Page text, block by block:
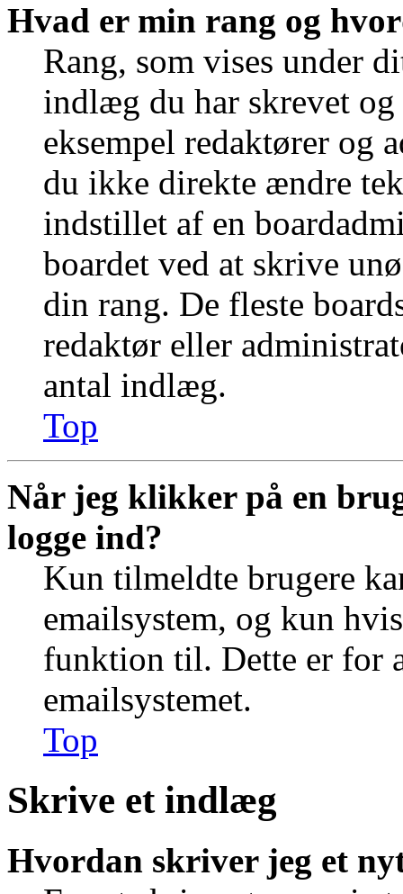
Hvad er min rang og
Rang, som vises under
indlæg du har skrevet
eksempel redaktører og
du ikke direkte ændre
indstillet af en
boardet ved at skrive
din rang. De fleste
redaktør eller
antal indlæg.
Top
Når jeg klikker på en
logge ind?
Kun tilmeldte brugere
emailsystem, og kun
funktion til. Dette er for
emailsystemet.
Top
Skrive et indlæg
Hvordan skriver jeg et